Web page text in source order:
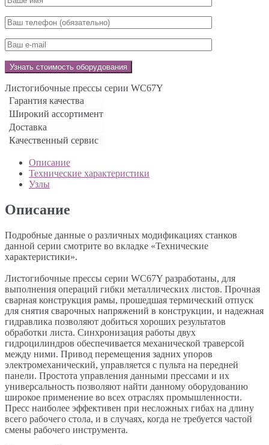
Листогибочные прессы серии WC67Y
Гарантия качества
Широкий ассортимент
Доставка
Качественный сервис
Описание
Технические характеристики
Узлы
Описание
Подробные данные о различных модификациях станков
данной серии смотрите во вкладке «Технические
характеристики».
Листогибочные прессы серии WC67Y разработаны, для
выполнения операций гибки металлических листов. Прочная
сварная конструкция рамы, прошедшая термический отпуск
для снятия сварочных напряжений в конструкции, и надежная
гидравлика позволяют добиться хороших результатов
обработки листа. Синхронизация работы двух
гидроцилиндров обеспечивается механической траверсой
между ними. Привод перемещения задних упоров
электромеханический, управляется с пульта на передней
панели. Простота управления данными прессами и их
универсальность позволяют найти данному оборудованию
широкое применение во всех отраслях промышленности.
Пресс наиболее эффективен при несложных гибах на длину
всего рабочего стола, и в случаях, когда не требуется частой
смены рабочего инструмента.